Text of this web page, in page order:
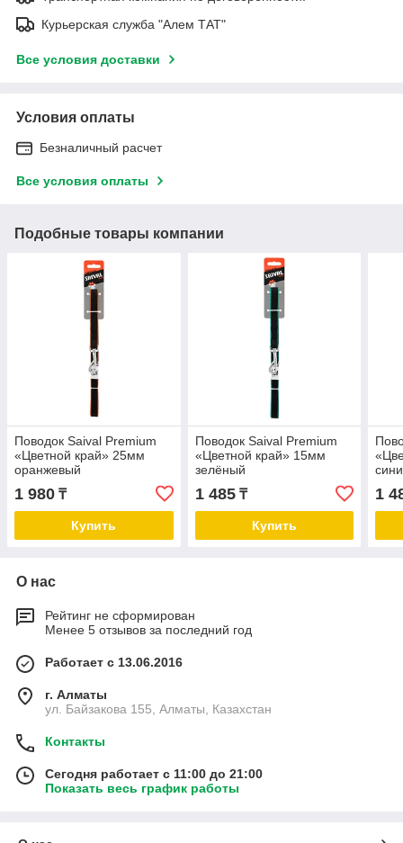
Курьерская служба "Алем ТАТ"
Все условия доставки
Условия оплаты
Безналичный расчет
Все условия оплаты
Подобные товары компании
Поводок Saival Premium
«Цветной край» 25мм
оранжевый
1 980 ₸
Купить
Поводок Saival Premium
«Цветной край» 15мм
зелёный
1 485₸
Купить
1
О нас
Рейтинг не сформирован
Менее 5 отзывов за последний год
Работает с 13.06.2016
г. Алматы
ул. Байзакова 155, Алматы, Казахстан
Контакты
Сегодня работает с 11:00 до 21:00
Показать весь график работы